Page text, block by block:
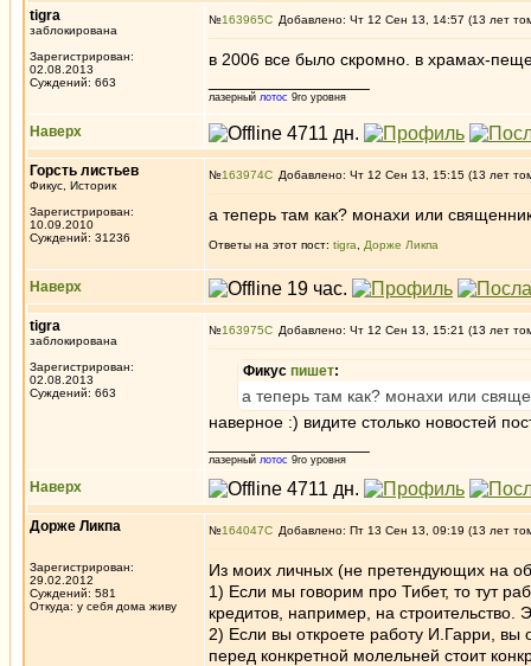
tigra
заблокирована
Зарегистрирован:
02.08.2013
Суждений: 663
№163965 Добавлено: Чт 12 Сен 13, 14:57 (13 лет
в 2006 все было скромно. в храмах-
лазерный лотос 9го уровня
Наверх
Горсть листьев
Фикус, Историк
Зарегистрирован:
10.09.2010
Суждений: 31236
№163974 Добавлено: Чт 12 Сен 13, 15:15 (13 лет
а теперь там как? монахи или
Ответы на этот пост: tigra Дорже Ликпа
Наверх
tigra
заблокирована
Зарегистрирован:
02.08.2013
Суждений: 663
№163975 Добавлено: Чт 12 Сен 13, 15:21 (13 лет
Фикус пишет:
а теперь там как? монахи или
наверное :) видите столько новостей
лазерный лотос 9го уровня
Наверх
Дорже Ликпа
Зарегистрирован:
29.02.2012
Суждений: 581
Откуда: у себя дома живу
№164047 Добавлено: Пт 13 Сен 13, 09:19 (13 лет
Из моих личных (не претендующих на
1) Если мы говорим про Тибет, то тут
кредитов, например, на
2) Если вы откроете работу И.Гарри, вы
перед конкретной молельней стоит